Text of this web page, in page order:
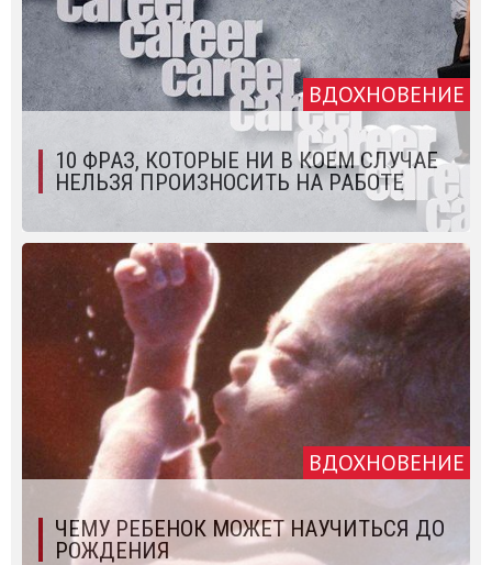
ВДОХНОВЕНИЕ
10 ФРАЗ, КОТОРЫЕ НИ В КОЕМ СЛУЧАЕ
НЕЛЬЗЯ ПРОИЗНОСИТЬ НА РАБОТЕ
ВДОХНОВЕНИЕ
ЧЕМУ РЕБЕНОК МОЖЕТ НАУЧИТЬСЯ ДО
РОЖДЕНИЯ